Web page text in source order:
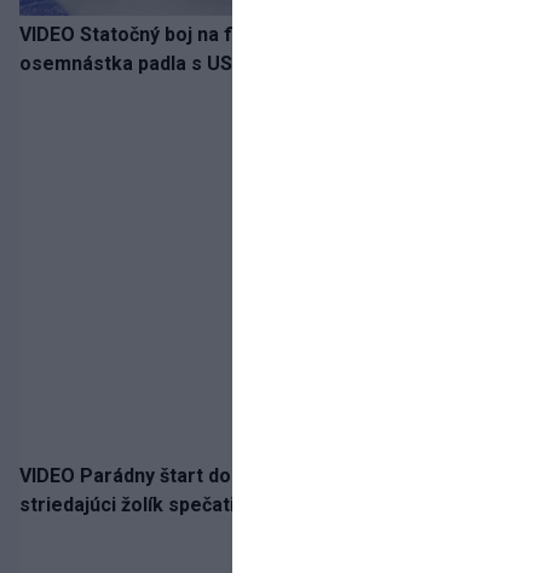
VIDEO Statočný boj na finále nestačil: Slovenská
osemnástka padla s USA a zabojuje o bronz
VIDEO Parádny štart do sezóny!: Rýchlik Boženík ako
striedajúci žolík spečatil postup Stoke